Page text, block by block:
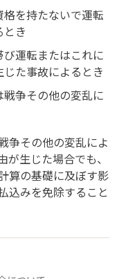
を持たないで運転
とき
運転またはこれに
た事故によるとき
争その他の変乱に
争その他の変乱によ
生じた場合でも、
算の基礎に及ぼす影
込みを免除すること